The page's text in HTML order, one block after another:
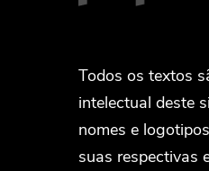
Todos os textos
intelectual deste
nomes e
suas respectivas